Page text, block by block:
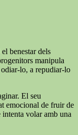
benestar dels
manipula
lo, a repudiar-lo
El seu
emocional de fruir de
volar amb una